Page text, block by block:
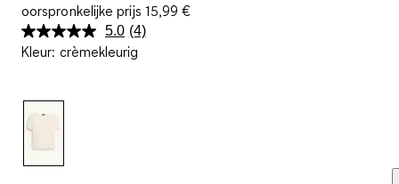
oorspronkelijke prijs 15,99 €
5.0 Lees
4
(4)
Kleur: crèmekleurig